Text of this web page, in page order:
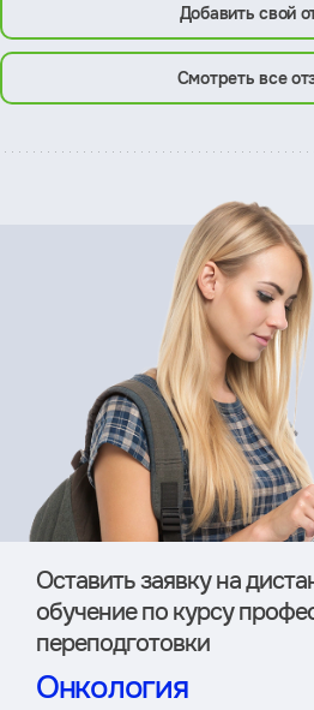
Добавить свой
Смотреть все
Оставить заявку на
обучение по курсу
переподготовки
Онкология